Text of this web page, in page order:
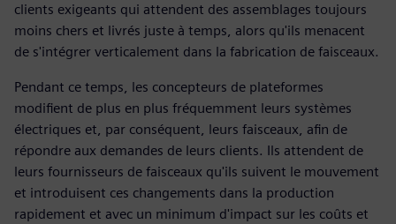
clients exigeants qui attendent des assemblages toujours
moins chers et livrés juste à temps, alors qu'ils menacent
de s'intégrer verticalement dans la fabrication de faisceaux.
Pendant ce temps, les concepteurs de plateformes
modifient de plus en plus fréquemment leurs systèmes
électriques et, par conséquent, leurs faisceaux, afin de
répondre aux demandes de leurs clients. Ils attendent de
leurs fournisseurs de faisceaux qu'ils suivent le mouvement
et introduisent ces changements dans la production
rapidement et avec un minimum d'impact sur les coûts et